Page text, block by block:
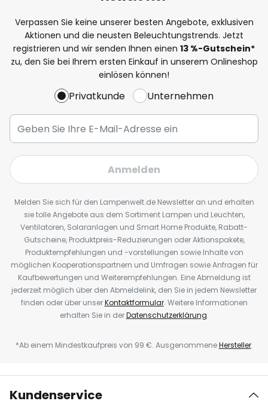
Verpassen Sie keine unserer besten Angebote, exklusiven
Aktionen und die neusten Beleuchtungstrends. Jetzt
registrieren und wir senden Ihnen einen 13 %-Gutschein*
zu, den Sie bei Ihrem ersten Einkauf in unserem Onlineshop
einlösen können!
Privatkunde Unternehmen
Anmelden
Melden Sie sich für den Lampenwelt.de Newsletter an und erhalten
sie tolle Angebote aus dem Sortiment Lampen und Leuchten,
Ventilatoren, Solaranlagen und Smart Home Produkte, Rabatt-
Gutscheine, Produktpreis-Reduzierungen oder Aktionspakete,
Produktempfehlungen und -vorstellungen sowie Inhalte von
möglichen Kooperationspartnern und Umfragen sowie Anfragen für
Kaufbewertungen und Weiterempfehlungen. Eine Abmeldung ist
jederzeit möglich über den Abmeldelink, den Sie in jedem Newsletter
finden oder über unserKontaktformular. Weitere Informationen
erhalten Sie in derDatenschutzerklärung.
*Ab einem Mindestkaufpreis von 99 €. AusgenommeneHersteller.
Kundenservice